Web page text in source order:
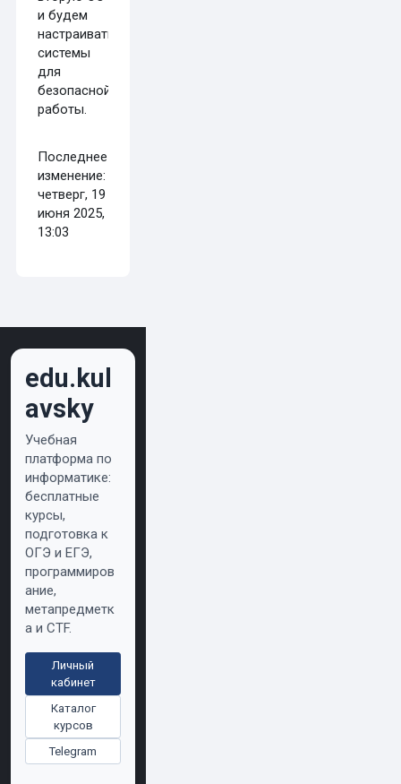
и будем
настраивать
системы
для
безопасной
работы.
Последнее
изменение:
четверг, 19
июня 2025,
13:03
edu.kul
avsky
Учебная
платформа по
информатике:
бесплатные
курсы,
подготовка к
ОГЭ и ЕГЭ,
программиров
ание,
метапредметк
а и CTF.
Личный
кабинет
Каталог
курсов
Telegram